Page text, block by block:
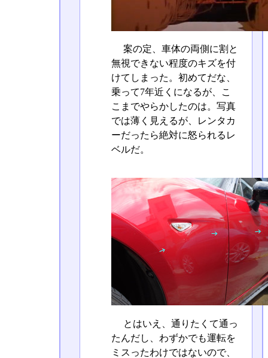
案の定、車体の両側に割と
無視できない程度のキズを付
けてしまった。初めてだな、
乗って7年近くになるが、こ
こまでやらかしたのは。写真
では薄く見えるが、レンタカ
ーだったら絶対に怒られるレ
ベルだ。
とはいえ、通りたくて通っ
たんだし、わずかでも運転を
ミスったわけではないので、